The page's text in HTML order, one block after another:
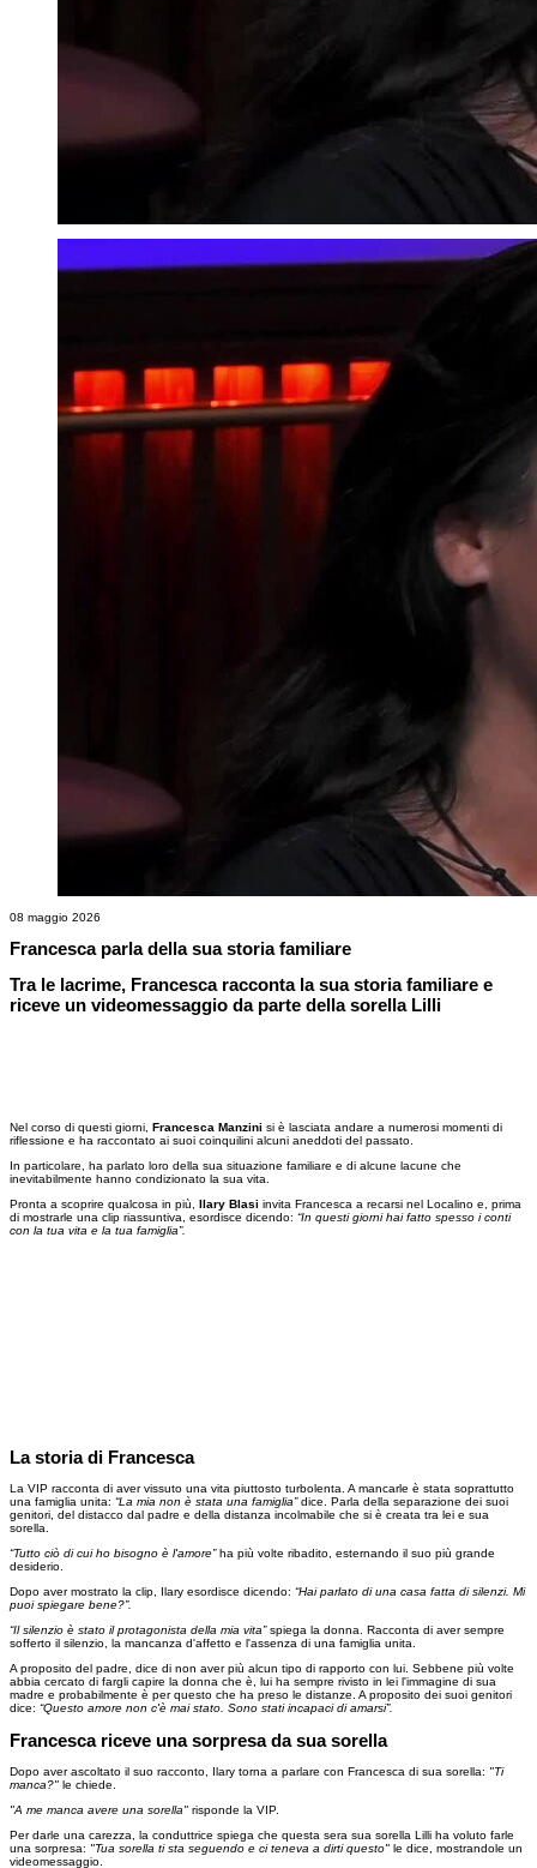
08 maggio 2026
Francesca parla della sua storia familiare
Tra le lacrime, Francesca racconta la sua storia familiare e
riceve un videomessaggio da parte della sorella Lilli
Nel corso di questi giorni, Francesca Manzini si è lasciata andare a numerosi momenti di
riflessione e ha raccontato ai suoi coinquilini alcuni aneddoti del passato.
In particolare, ha parlato loro della sua situazione familiare e di alcune lacune che
inevitabilmente hanno condizionato la sua vita.
Pronta a scoprire qualcosa in più, Ilary Blasi invita Francesca a recarsi nel Localino e, prima
di mostrarle una clip riassuntiva, esordisce dicendo: “In questi giorni hai fatto spesso i conti
con la tua vita e la tua famiglia”.
La storia di Francesca
La VIP racconta di aver vissuto una vita piuttosto turbolenta. A mancarle è stata soprattutto
una famiglia unita: “La mia non è stata una famiglia”dice. Parla della separazione dei suoi
genitori, del distacco dal padre e della distanza incolmabile che si è creata tra lei e sua
sorella.
“Tutto ciò di cui ho bisogno è l'amore”ha più volte ribadito, esternando il suo più grande
desiderio.
Dopo aver mostrato la clip, Ilary esordisce dicendo: “Hai parlato di una casa fatta di silenzi. Mi
puoi spiegare bene?”.
“Il silenzio è stato il protagonista della mia vita”spiega la donna. Racconta di aver sempre
sofferto il silenzio, la mancanza d'affetto e l'assenza di una famiglia unita.
A proposito del padre, dice di non aver più alcun tipo di rapporto con lui. Sebbene più volte
abbia cercato di fargli capire la donna che è, lui ha sempre rivisto in lei l'immagine di sua
madre e probabilmente è per questo che ha preso le distanze. A proposito dei suoi genitori
dice: “Questo amore non c'è mai stato. Sono stati incapaci di amarsi”.
Francesca riceve una sorpresa da sua sorella
Dopo aver ascoltato il suo racconto, Ilary torna a parlare con Francesca di sua sorella: "Ti
manca?" le chiede.
"A me manca avere una sorella" risponde la VIP.
Per darle una carezza, la conduttrice spiega che questa sera sua sorella Lilli ha voluto farle
una sorpresa: "Tua sorella ti sta seguendo e ci teneva a dirti questo" le dice, mostrandole un
videomessaggio.